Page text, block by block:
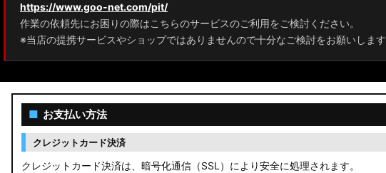
AAHH40W/AAHH45W/AGH40W アルファード
AYH30/GGH30/35/AGH30/35 ヴェルファイア
ZWR90W/ZWR95W/MZRA90W/MZRA95W ノア/ヴォクシー
ZRR80 ノア/ヴォクシー
https://www.goo-net.com/pit/
作業の依頼先にお困りの際はこちらのサービスのご利用をご検討ください。
※当店の提携サービスやショップではありませんので十分なご検討をお願いします
■ お支払い方法
クレジットカード決済
クレジットカード決済は、暗号化通信（SSL）により安全に処理されます。